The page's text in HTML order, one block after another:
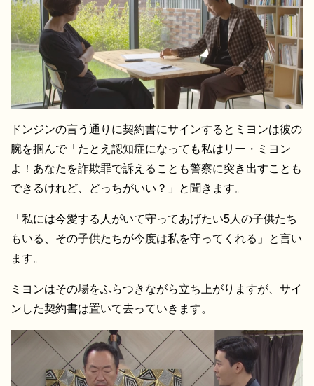
ドンジンの言う通りに契約書にサインするとミヨンは彼の
腕を掴んで「たとえ認知症になっても私はリー・ミヨン
よ！あなたを詐欺罪で訴えることも警察に突き出すことも
できるけれど、どっちがいい？」と聞きます。
「私には今愛する人がいて守ってあげたい5人の子供たち
もいる、その子供たちが今度は私を守ってくれる」と言い
ます。
ミヨンはその場をふらつきながら立ち上がりますが、サイ
ンした契約書は置いて去っていきます。